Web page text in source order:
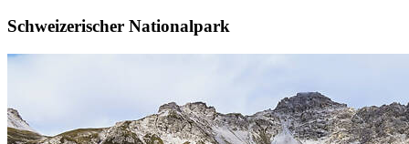
Schweizerischer Nationalpark